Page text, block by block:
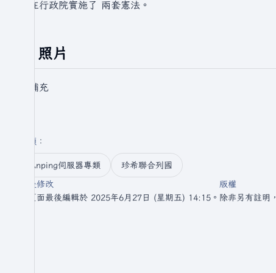
並在行政院實施了 兩套憲法。
照片
待補充
分類 ：​
Anping伺服器專類
珍希聯合列國
最後修改
此頁面最後編輯於 2025年6月27日 (星期五) 14:15。
版權
除非另有註明